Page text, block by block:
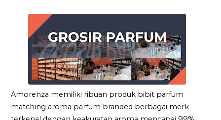
Amorenza memiliki ribuan produk bibit parfum
matching aroma parfum branded berbagai merk